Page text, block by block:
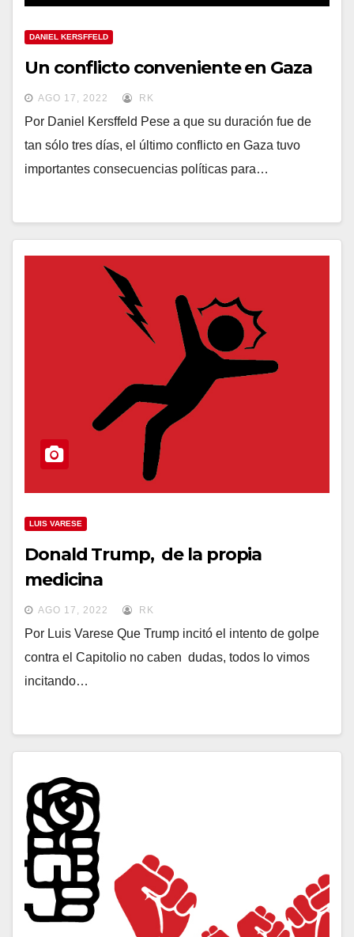
DANIEL KERSFFELD
Un conflicto conveniente en Gaza
AGO 17, 2022 RK
Por Daniel Kersffeld Pese a que su duración fue de
tan sólo tres días, el último conflicto en Gaza tuvo
importantes consecuencias políticas para…
LUIS VARESE
Donald Trump, de la propia
medicina
AGO 17, 2022 RK
Por Luis Varese Que Trump incitó el intento de golpe
contra el Capitolio no caben dudas, todos lo vimos
incitando…